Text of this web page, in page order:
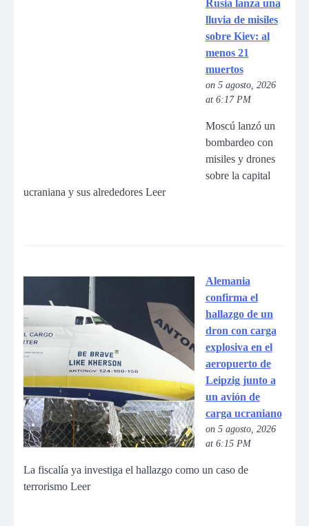
Rusia lanza una
lluvia de misiles
sobre Kiev: al
menos 21
muertos
on 5 agosto, 2026
at 6:17 PM
Moscú lanzó un
bombardeo con
misiles y drones
sobre la capital
ucraniana y sus alrededores Leer
Alemania
confirma el
hallazgo de un
dron con carga
explosiva en el
aeropuerto de
Leipzig junto a
un avión de
carga ucraniano
on 5 agosto, 2026
at 6:15 PM
La fiscalía ya investiga el hallazgo como un caso de
terrorismo Leer